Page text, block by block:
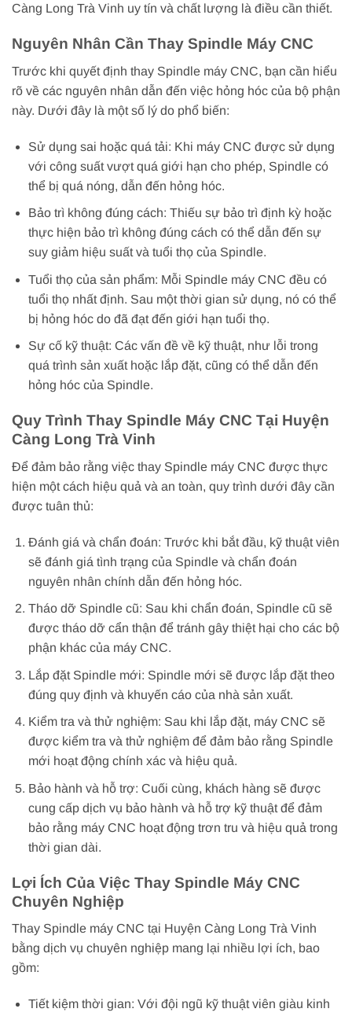
Càng Long Trà Vinh uy tín và chất lượng là điều cần thiết.
Nguyên Nhân Cần Thay Spindle Máy CNC
Trước khi quyết định thay Spindle máy CNC, bạn cần hiểu
rõ về các nguyên nhân dẫn đến việc hỏng hóc của bộ phận
này. Dưới đây là một số lý do phổ biến:
Sử dụng sai hoặc quá tải: Khi máy CNC được sử dụng
với công suất vượt quá giới hạn cho phép, Spindle có
thể bị quá nóng, dẫn đến hỏng hóc.
Bảo trì không đúng cách: Thiếu sự bảo trì định kỳ hoặc
thực hiện bảo trì không đúng cách có thể dẫn đến sự
suy giảm hiệu suất và tuổi thọ của Spindle.
Tuổi thọ của sản phẩm: Mỗi Spindle máy CNC đều có
tuổi thọ nhất định. Sau một thời gian sử dụng, nó có thể
bị hỏng hóc do đã đạt đến giới hạn tuổi thọ.
Sự cố kỹ thuật: Các vấn đề về kỹ thuật, như lỗi trong
quá trình sản xuất hoặc lắp đặt, cũng có thể dẫn đến
hỏng hóc của Spindle.
Quy Trình Thay Spindle Máy CNC Tại Huyện
Càng Long Trà Vinh
Để đảm bảo rằng việc thay Spindle máy CNC được thực
hiện một cách hiệu quả và an toàn, quy trình dưới đây cần
được tuân thủ:
Đánh giá và chẩn đoán: Trước khi bắt đầu, kỹ thuật viên
sẽ đánh giá tình trạng của Spindle và chẩn đoán
nguyên nhân chính dẫn đến hỏng hóc.
Tháo dỡ Spindle cũ: Sau khi chẩn đoán, Spindle cũ sẽ
được tháo dỡ cẩn thận để tránh gây thiệt hại cho các bộ
phận khác của máy CNC.
Lắp đặt Spindle mới: Spindle mới sẽ được lắp đặt theo
đúng quy định và khuyến cáo của nhà sản xuất.
Kiểm tra và thử nghiệm: Sau khi lắp đặt, máy CNC sẽ
được kiểm tra và thử nghiệm để đảm bảo rằng Spindle
mới hoạt động chính xác và hiệu quả.
Bảo hành và hỗ trợ: Cuối cùng, khách hàng sẽ được
cung cấp dịch vụ bảo hành và hỗ trợ kỹ thuật để đảm
bảo rằng máy CNC hoạt động trơn tru và hiệu quả trong
thời gian dài.
Lợi Ích Của Việc Thay Spindle Máy CNC
Chuyên Nghiệp
Thay Spindle máy CNC tại Huyện Càng Long Trà Vinh
bằng dịch vụ chuyên nghiệp mang lại nhiều lợi ích, bao
gồm:
Tiết kiệm thời gian: Với đội ngũ kỹ thuật viên giàu kinh